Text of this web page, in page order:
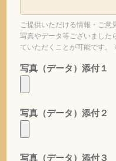
ご提供いただける情報・ご意
写真やデータ等ございました
ていただくことが可能です。
写真（データ）添付１
写真（データ）添付２
写真（データ）添付３